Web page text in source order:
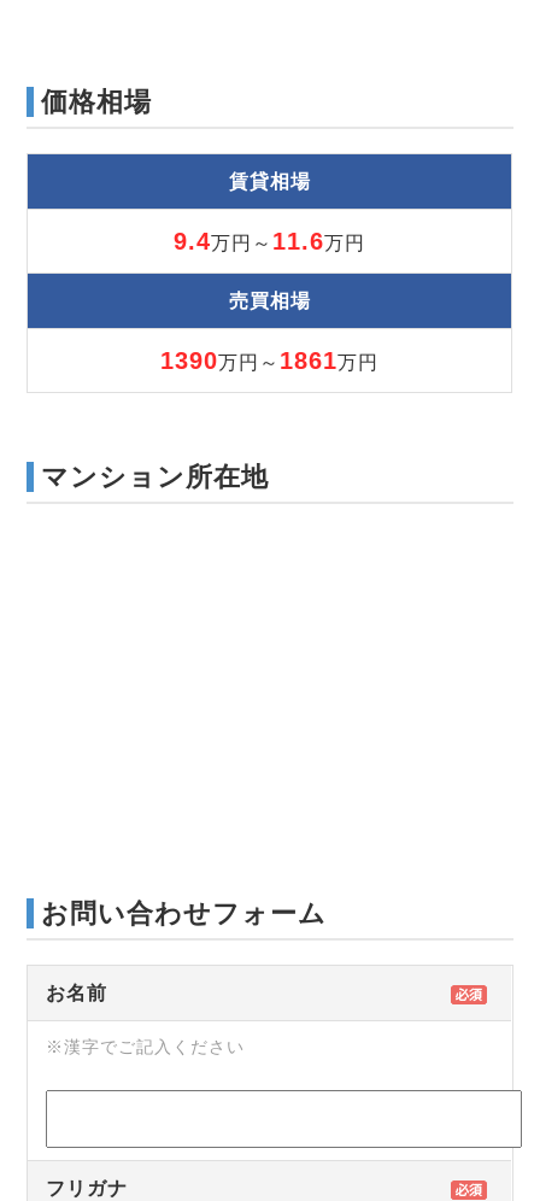
価格相場
賃貸相場
9.4万円～ 11.6万円
売買相場
1390万円～ 1861万円
マンション所在地
お問い合わせフォーム
お名前
※漢字でご記入ください
フリガナ